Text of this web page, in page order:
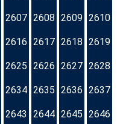
2607 2608 2609 2610
2616 2617 2618 2619
2625 2626 2627 2628
2634 2635 2636 2637
2643 2644 2645 2646